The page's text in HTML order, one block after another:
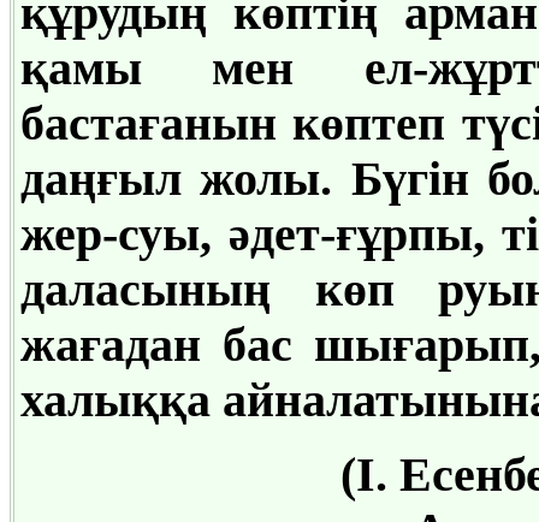
құрудың көптің
қамы мен ел-
бастағанын көптеп
даңғыл жолы. Бүгін
жер-суы, әдет-ғұрпы,
даласының көп
жағадан бас
халыққа
(І.